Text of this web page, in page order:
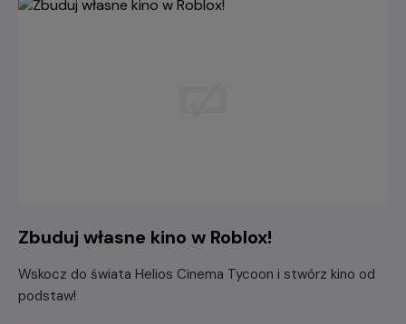
Zbuduj własne kino w Roblox!
Wskocz do świata Helios Cinema Tycoon i stwórz kino od
podstaw!